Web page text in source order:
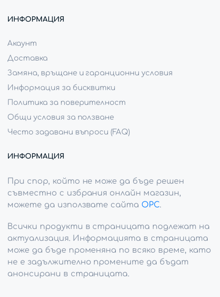
ИНФОРМАЦИЯ
Акаунт
Доставка
Замяна, връщане и гаранционни условия
Информация за бисквитки
Политика за поверителност
Общи условия за ползване
Често задавани въпроси (FAQ)
ИНФОРМАЦИЯ
При спор, който не може да бъде решен
съвместно с избрания онлайн магазин,
можете да използвате сайта ОРС.
Всички продукти в страницата подлежат на
актуализация. Информацията в страницата
може да бъде променяна по всяко време, като
не е задължително промените да бъдат
анонсирани в страницата.